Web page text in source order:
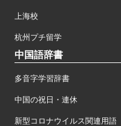
上海校
杭州プチ留学
中国語辞書
多音字学習辞書
中国の祝日・連休
新型コロナウイルス関連用語